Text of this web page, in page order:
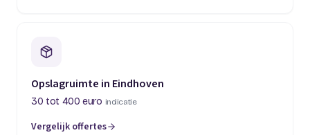
Opslagruimte in Eindhoven
30 tot 400 euro indicatie
Vergelijk offertes